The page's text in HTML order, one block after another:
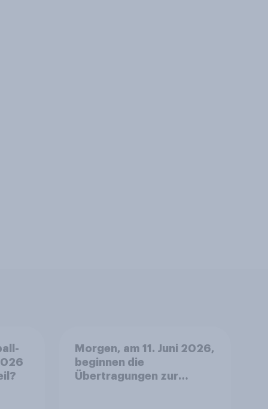
Morgen, am 11. Juni 2026,
beginnen die
Übertragungen zur